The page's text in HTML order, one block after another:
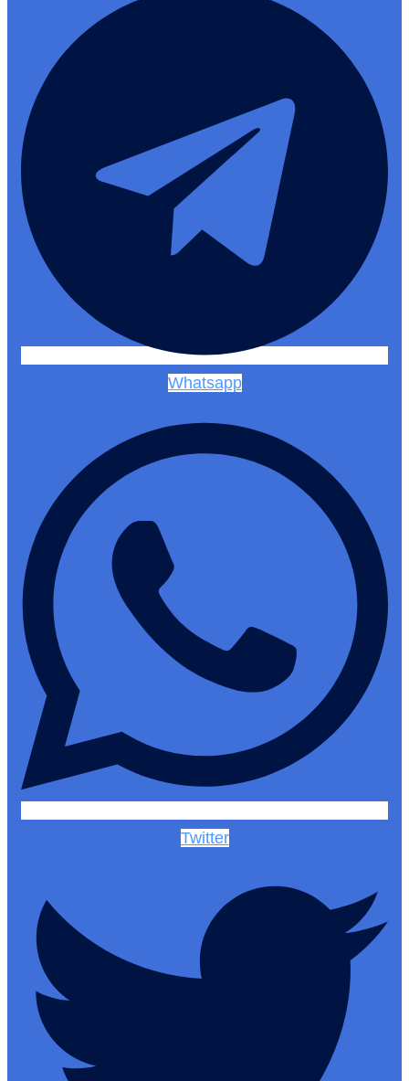
Whatsapp
Twitter